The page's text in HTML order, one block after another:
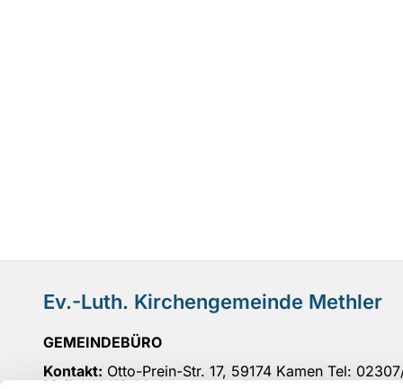
Ev.-Luth. Kirchengemeinde Methler
GEMEINDEBÜRO
Kontakt: Otto-Prein-Str. 17, 59174 Kamen Tel:
Mail: UN-KG-Methler@ekvw.de